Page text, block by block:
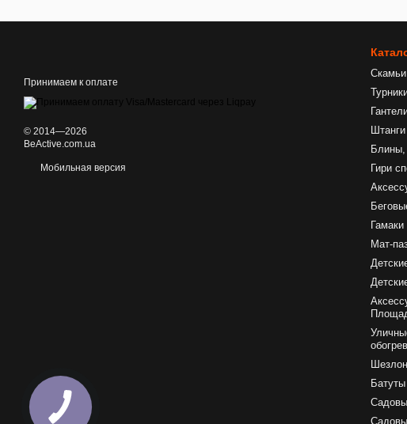
Принимаем к оплате
© 2014—2026
BeActive.com.ua
Мобильная версия
Скамьи
Гири
Гамаки
Мат-
Батуты